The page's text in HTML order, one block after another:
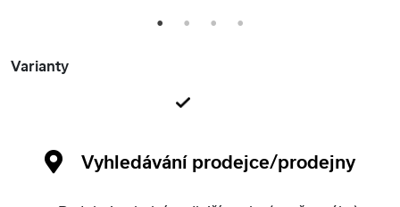
1 2 3 4
Varianty
Vyhledávání prodejce/prodejny